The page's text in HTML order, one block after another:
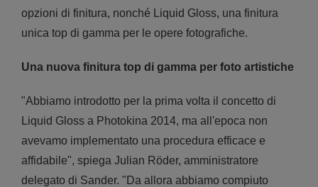
opzioni di finitura, nonché Liquid Gloss, una finitura
unica top di gamma per le opere fotografiche.
Una nuova finitura top di gamma per foto artistiche
"Abbiamo introdotto per la prima volta il concetto di
Liquid Gloss a Photokina 2014, ma all'epoca non
avevamo implementato una procedura efficace e
affidabile", spiega Julian Röder, amministratore
delegato di Sander. "Da allora abbiamo compiuto